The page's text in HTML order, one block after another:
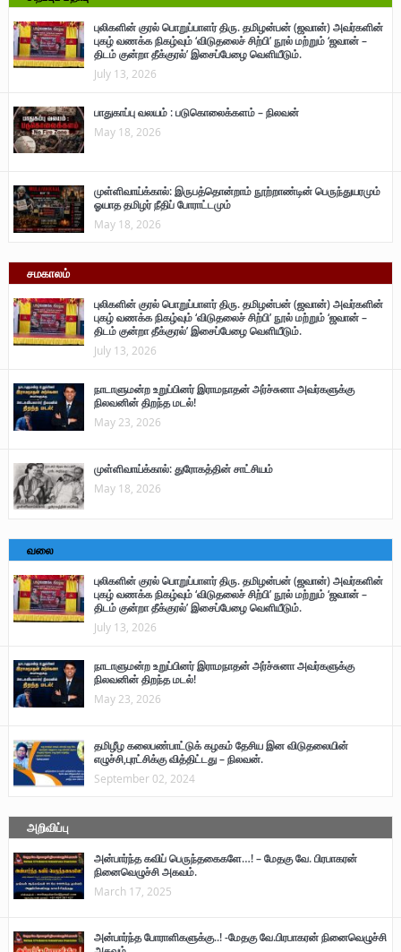
புலிகளின் குரல் பொறுப்பாளர் திரு. தமிழன்பன் (ஜவான்) அவர்களின்
புகழ் வணக்க நிகழ்வும் ‘விடுதலைச் சிற்பி’ நூல் மற்றும் ‘ஜவான் –
திடம் குன்றா தீக்குரல்’ இசைப்பேழை வெளியீடும்.
July 13, 2026
பாதுகாப்பு வலயம் : படுகொலைக்களம் – நிலவன்
May 18, 2026
முள்ளிவாய்க்கால்: இருபத்தொன்றாம் நூற்றாண்டின் பெருந்துயரமும்
ஓயாத தமிழர் நீதிப் போராட்டமும்
May 18, 2026
சமகாலம்
புலிகளின் குரல் பொறுப்பாளர் திரு. தமிழன்பன் (ஜவான்) அவர்களின்
புகழ் வணக்க நிகழ்வும் ‘விடுதலைச் சிற்பி’ நூல் மற்றும் ‘ஜவான் –
திடம் குன்றா தீக்குரல்’ இசைப்பேழை வெளியீடும்.
July 13, 2026
நாடாளுமன்ற உறுப்பினர் இராமநாதன் அர்ச்சுனா அவர்களுக்கு
நிலவனின் திறந்த மடல்!
May 23, 2026
முள்ளிவாய்க்கால்: துரோகத்தின் சாட்சியம்
May 18, 2026
வலை
புலிகளின் குரல் பொறுப்பாளர் திரு. தமிழன்பன் (ஜவான்) அவர்களின்
புகழ் வணக்க நிகழ்வும் ‘விடுதலைச் சிற்பி’ நூல் மற்றும் ‘ஜவான் –
திடம் குன்றா தீக்குரல்’ இசைப்பேழை வெளியீடும்.
July 13, 2026
நாடாளுமன்ற உறுப்பினர் இராமநாதன் அர்ச்சுனா அவர்களுக்கு
நிலவனின் திறந்த மடல்!
May 23, 2026
தமிழீழ கலைபண்பாட்டுக் கழகம் தேசிய இன விடுதலையின்
எழுச்சி,புரட்சிக்கு வித்திட்டது – நிலவன்.
September 02, 2024
அறிவிப்பு
அன்பார்ந்த கவிப் பெருந்தகைகளே…! – மேதகு வே. பிரபாகரன்
நினைவெழுச்சி அகவம்.
March 17, 2025
அன்பார்ந்த போராளிகளுக்கு..! -மேதகு வே.பிரபாகரன் நினைவெழுச்சி